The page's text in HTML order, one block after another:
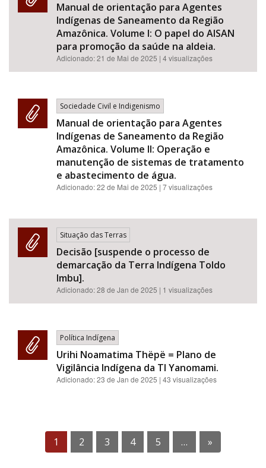
Manual de orientação para Agentes
Indígenas de Saneamento da Região
Amazônica. Volume I: O papel do AISAN
para promoção da saúde na aldeia.
Adicionado:21 de Mai de 2025 | 4 visualizações
Sociedade Civil e Indigenismo
Manual de orientação para Agentes
Indígenas de Saneamento da Região
Amazônica. Volume II: Operação e
manutenção de sistemas de tratamento
e abastecimento de água.
Adicionado:22 de Mai de 2025 | 7 visualizações
Situação das Terras
Decisão [suspende o processo de
demarcação da Terra Indígena Toldo
Imbu].
Adicionado:28 de Jan de 2025 | 1 visualizações
Política Indígena
Urihi Noamatima Thëpë = Plano de
Vigilância Indígena da TI Yanomami.
Adicionado:23 de Jan de 2025 | 43 visualizações
1 2 3 4 5 … »